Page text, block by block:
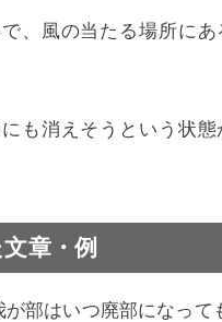
、風の当たる場所に
も消えそうという状
章・例
部はいつ廃部になっ